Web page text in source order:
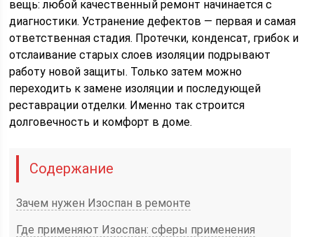
вещь: любой качественный ремонт начинается с
диагностики. Устранение дефектов — первая и самая
ответственная стадия. Протечки, конденсат, грибок и
отслаивание старых слоев изоляции подрывают
работу новой защиты. Только затем можно
переходить к замене изоляции и последующей
реставрации отделки. Именно так строится
долговечность и комфорт в доме.
Содержание
Зачем нужен Изоспан в ремонте
Где применяют Изоспан: сферы применения